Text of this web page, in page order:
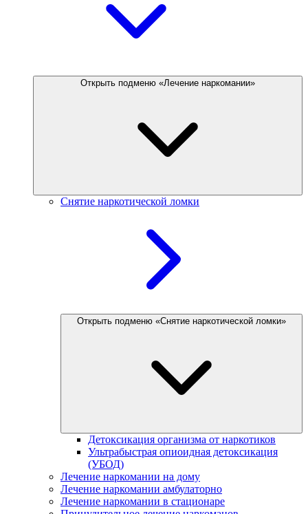
Открыть подменю «Лечение наркомании»
Снятие наркотической ломки
Открыть подменю «Снятие наркотической ломки»
Детоксикация организма от наркотиков
Ультрабыстрая опиоидная детоксикация
(УБОД)
Лечение наркомании на дому
Лечение наркомании амбулаторно
Лечение наркомании в стационаре